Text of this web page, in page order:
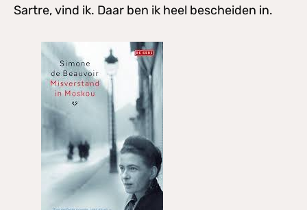
Sartre, vind ik. Daar ben ik heel bescheiden in.